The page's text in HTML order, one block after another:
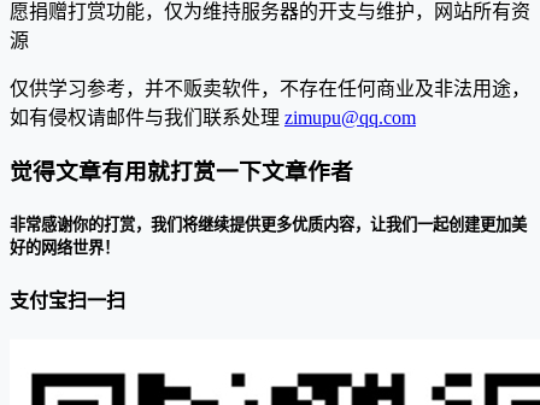
愿捐赠打赏功能，仅为维持服务器的开支与维护，网站所有资
源
仅供学习参考，并不贩卖软件，不存在任何商业及非法用途，
如有侵权请邮件与我们联系处理 zimupu@qq.com
觉得文章有用就打赏一下文章作者
非常感谢你的打赏，我们将继续提供更多优质内容，让我们一起创建更加美
好的网络世界！
支付宝扫一扫